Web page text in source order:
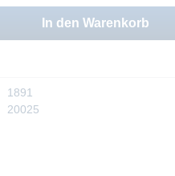
In den Warenkorb
1891
20025